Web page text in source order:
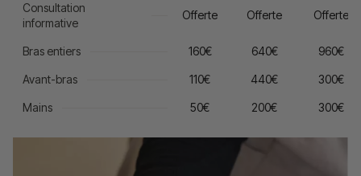
Consultation
informative
Offerte Offerte Offerte
Bras entiers 160€ 640€ 960€
Avant-bras 110€ 440€ 300€
Mains 50€ 200€ 300€